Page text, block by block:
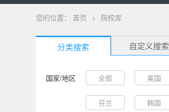
您的位置： 首页 > 院校库
分类搜索 自定义搜索
国家/地区 全部 美国
芬兰 韩国